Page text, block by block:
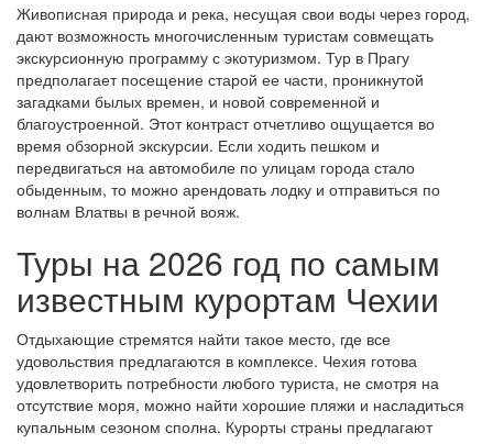
Живописная природа и река, несущая свои воды через город,
дают возможность многочисленным туристам совмещать
экскурсионную программу с экотуризмом. Тур в Прагу
предполагает посещение старой ее части, проникнутой
загадками былых времен, и новой современной и
благоустроенной. Этот контраст отчетливо ощущается во
время обзорной экскурсии. Если ходить пешком и
передвигаться на автомобиле по улицам города стало
обыденным, то можно арендовать лодку и отправиться по
волнам Влатвы в речной вояж.
Туры на 2026 год по самым
известным курортам Чехии
Отдыхающие стремятся найти такое место, где все
удовольствия предлагаются в комплексе. Чехия готова
удовлетворить потребности любого туриста, не смотря на
отсутствие моря, можно найти хорошие пляжи и насладиться
купальным сезоном сполна. Курорты страны предлагают